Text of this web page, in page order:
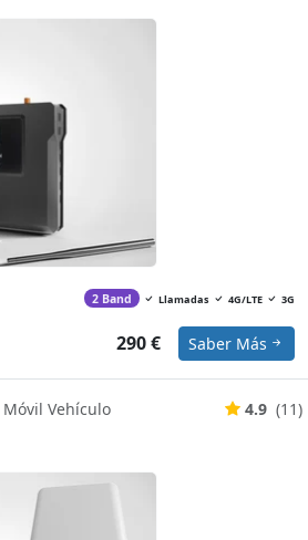
2 Band Llamadas 4G/LTE 3G
290 € Saber Más
Vehículo 4.9 (11)